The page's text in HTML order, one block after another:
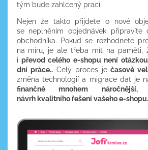
tým bude zahlcený prací.
Nejen že takto přijdete o nové
se neplněním objednávek připravíte
obchodníka. Pokud se rozhodnete
na míru, je ale třeba mít na paměti,
i převod celého e-shopu není
dní práce..Celý proces ječasově
změna technologií a migrace dat je
finančně mnohem
návrh kvalitního řešení vašeho e-shopu.